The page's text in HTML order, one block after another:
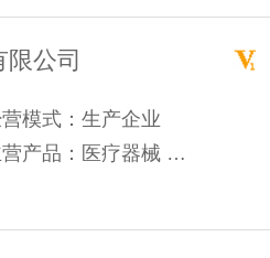
公司
模式：生产企业
主营产品：医疗器械 消毒用品 保健食品 日用品 茶叶 保健酒